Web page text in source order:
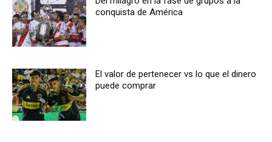
conquista de América
El valor de pertenecer vs lo que el dinero
puede comprar